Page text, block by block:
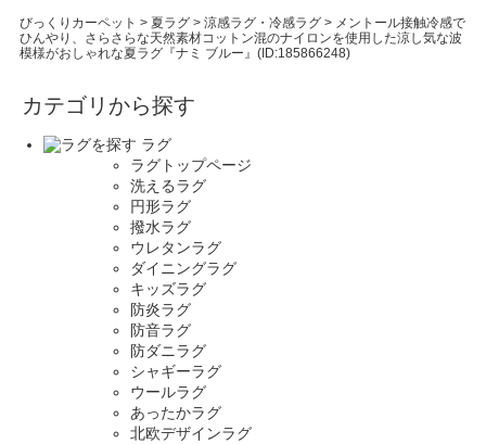
びっくりカーペット > 夏ラグ> 涼感ラグ・冷感ラグ> メントール接触冷感で
ひんやり、さらさらな天然素材コットン混のナイロンを使用した涼し気な波
模様がおしゃれな夏ラグ『ナミ ブルー』(ID:185866248)
カテゴリから探す
ラグ
ラグトップページ
洗えるラグ
円形ラグ
撥水ラグ
ウレタンラグ
ダイニングラグ
キッズラグ
防炎ラグ
防音ラグ
防ダニラグ
シャギーラグ
ウールラグ
あったかラグ
北欧デザインラグ